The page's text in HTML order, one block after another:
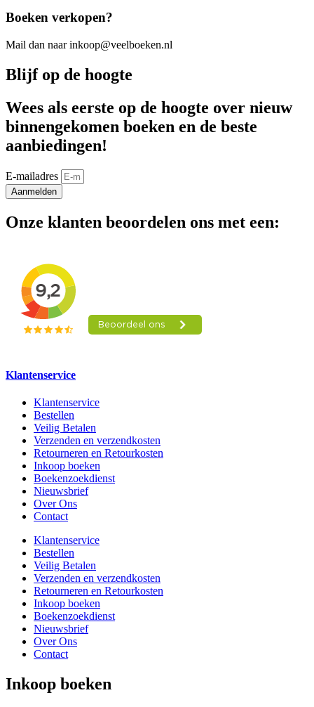
Boeken verkopen?
Mail dan naar inkoop@veelboeken.nl
Blijf op de hoogte
Wees als eerste op de hoogte over nieuw
binnengekomen boeken en de beste
aanbiedingen!
E-mailadres
Aanmelden
Onze klanten beoordelen ons met een:
Klantenservice
Klantenservice
Bestellen
Veilig Betalen
Verzenden en verzendkosten
Retourneren en Retourkosten
Inkoop boeken
Boekenzoekdienst
Nieuwsbrief
Over Ons
Contact
Klantenservice
Bestellen
Veilig Betalen
Verzenden en verzendkosten
Retourneren en Retourkosten
Inkoop boeken
Boekenzoekdienst
Nieuwsbrief
Over Ons
Contact
Inkoop boeken